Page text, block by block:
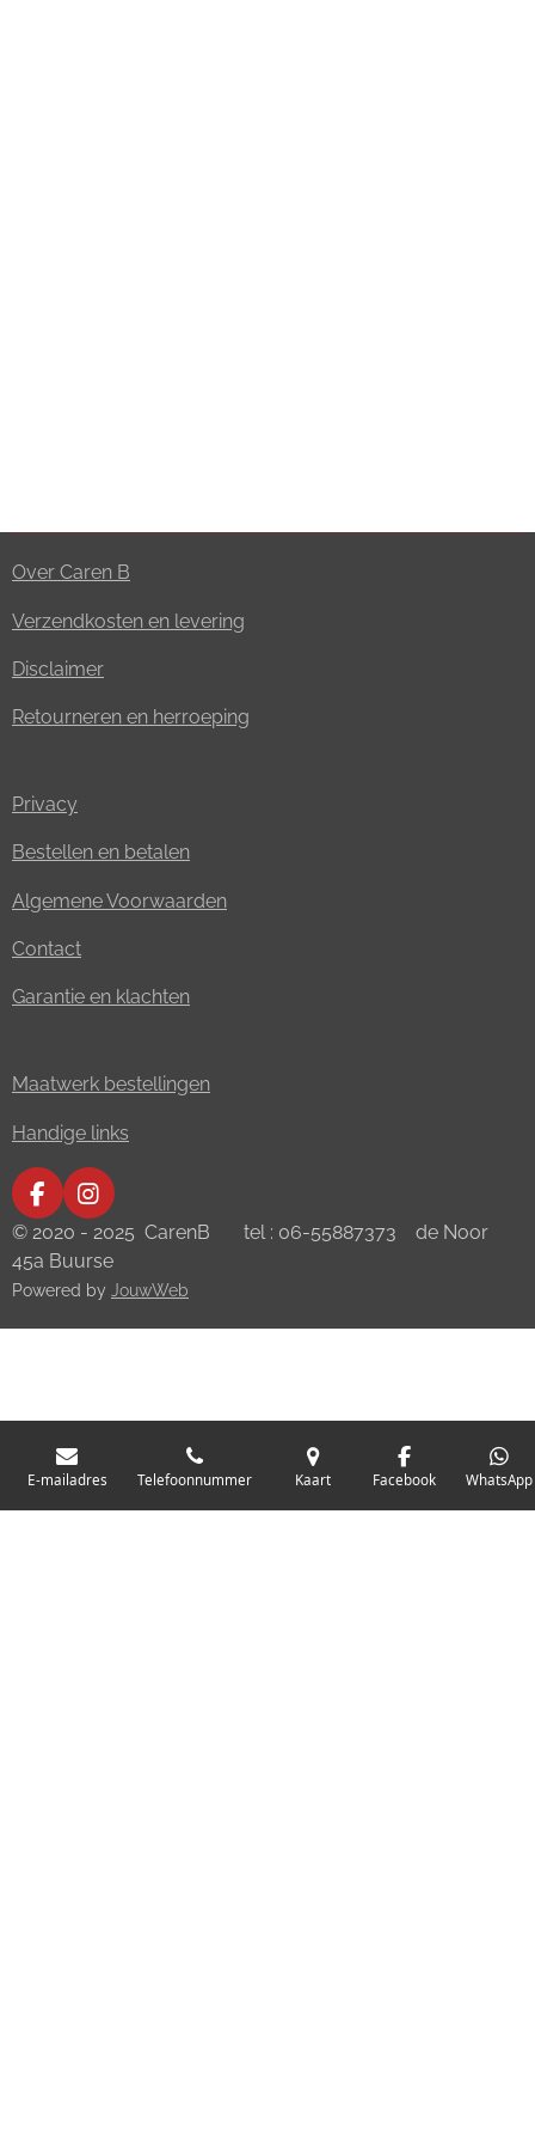
Over Caren B
Verzendkosten en levering
Disclaimer
Retourneren en herroeping
Privacy
Bestellen en betalen
Algemene Voorwaarden
Contact
Garantie en klachten
Maatwerk bestellingen
Handige links
F
a
e
b
I
n
t
a
© 2020 - 2025 CarenB tel : 06-55887373 de Noor
45a Buurse
Powered by JouwWeb
E-mailadres Telefoonnummer Kaart Facebook WhatsApp